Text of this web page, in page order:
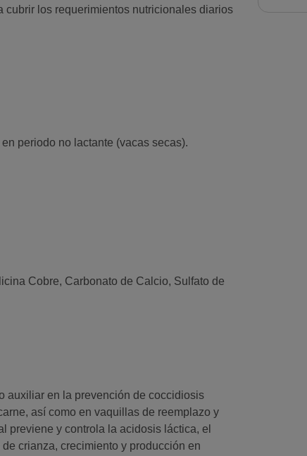
cubrir los requerimientos nutricionales diarios
periodo no lactante (vacas secas).
Cobre, Carbonato de Calcio, Sulfato de
auxiliar en la prevención de coccidiosis
así como en vaquillas de reemplazo y
previene y controla la acidosis láctica, el
crianza, crecimiento y producción en